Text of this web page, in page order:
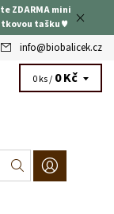
ZDARMA mini
tašku ♥
info@biobalicek.cz
0 ks / 0 Kč